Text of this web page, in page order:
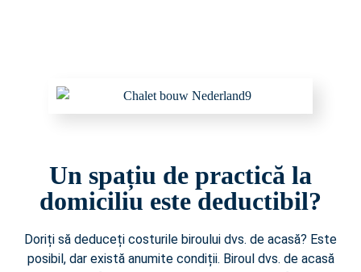
Un spațiu de practică la
domiciliu este deductibil?
Doriți să deduceți costurile biroului dvs. de acasă? Este
posibil, dar există anumite condiții. Biroul dvs. de acasă